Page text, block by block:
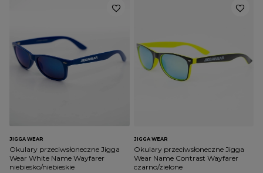
JIGGA WEAR
Okulary przeciwsłoneczne Jigga
Wear White Name Wayfarer
niebiesko/niebieskie
JIGGA WEAR
Okulary przeciwsłoneczne Jigga
Wear Name Contrast Wayfarer
czarno/zielone